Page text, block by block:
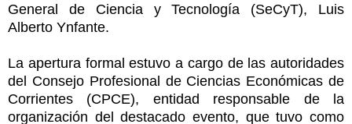
General de Ciencia y Tecnología (SeCyT), Luis
Alberto Ynfante.
La apertura formal estuvo a cargo de las autoridades
del Consejo Profesional de Ciencias Económicas de
Corrientes (CPCE), entidad responsable de la
organización del destacado evento, que tuvo como